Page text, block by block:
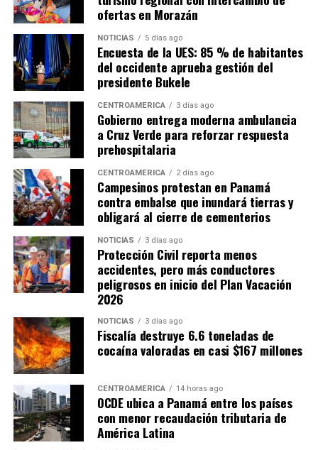
ofertas en Morazán
NOTICIAS 5 días ago
Encuesta de la UES: 85 % de habitantes
del occidente aprueba gestión del
presidente Bukele
CENTROAMÉRICA 3 días ago
Gobierno entrega moderna ambulancia
a Cruz Verde para reforzar respuesta
prehospitalaria
CENTROAMÉRICA 2 días ago
Campesinos protestan en Panamá
contra embalse que inundará tierras y
obligará al cierre de cementerios
NOTICIAS 3 días ago
Protección Civil reporta menos
accidentes, pero más conductores
peligrosos en inicio del Plan Vacación
2026
NOTICIAS 3 días ago
Fiscalía destruye 6.6 toneladas de
cocaína valoradas en casi $167 millones
CENTROAMÉRICA 14 horas ago
OCDE ubica a Panamá entre los países
con menor recaudación tributaria de
América Latina